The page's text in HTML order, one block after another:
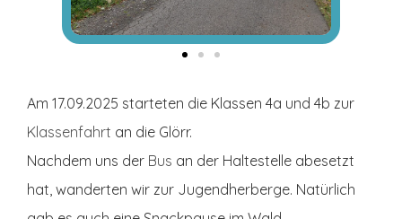
Am 17.09.2025 starteten die Klassen 4a und 4b zur
Klassenfahrt an die Glörr.
Nachdem uns der Bus an der Haltestelle abesetzt
hat, wanderten wir zur Jugendherberge. Natürlich